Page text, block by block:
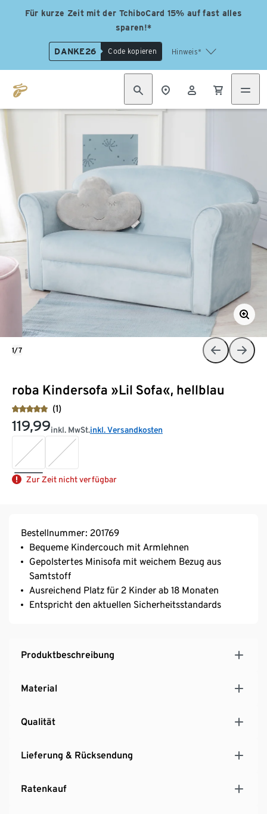
Für kurze Zeit mit der TchiboCard 15% auf fast alles
sparen!*
DANKE26 Code kopieren Hinweis*
roba Kindersofa »Lil Sofa«, hellblau
(1)
119,99inkl. MwSt.inkl. Versandkosten
Zur Zeit nicht verfügbar
1/7
Bestellnummer: 201769
Bequeme Kindercouch mit Armlehnen
Gepolstertes Minisofa mit weichem Bezug aus
Samtstoff
Ausreichend Platz für 2 Kinder ab 18 Monaten
Entspricht den aktuellen Sicherheitsstandards
Produktbeschreibung
Material
Qualität
Lieferung & Rücksendung
Ratenkauf